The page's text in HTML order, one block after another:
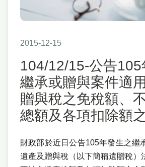
2015-12-15
104/12/15-公告105
繼承或贈與案件適
贈與稅之免稅額、
總額及各項扣除額
財政部於近日公告105年發生之繼
遺產及贈與稅（以下簡稱遺贈稅）